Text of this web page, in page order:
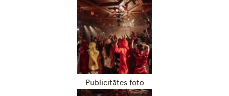
Publicitātes foto